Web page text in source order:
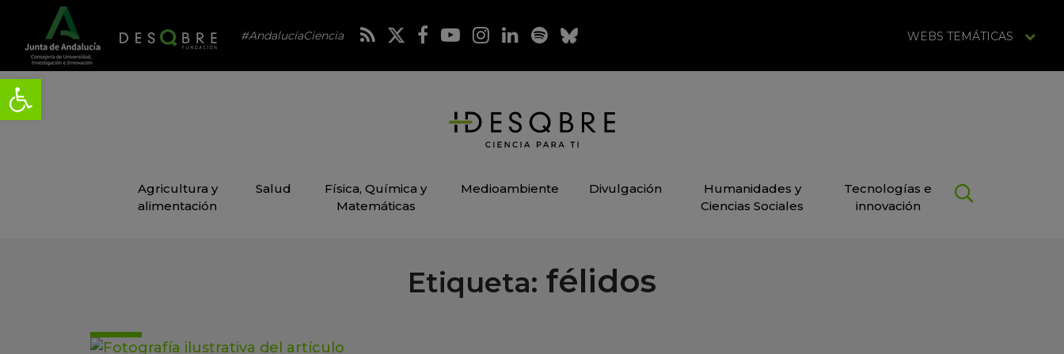
#AndalucíaCiencia WEBS TEMÁTICAS
Agricultura y
alimentación
Salud
Física, Química y
Matemáticas
Medioambiente Divulgación
Humanidades y
Ciencias Sociales
Tecnologías e
innovación
Etiqueta: félidos